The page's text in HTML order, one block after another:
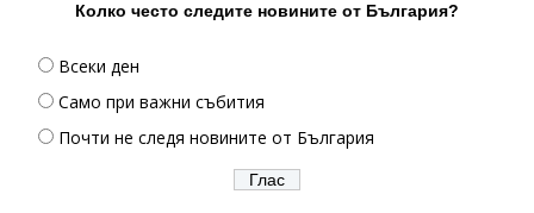
Колко често следите новините от България?
Всеки ден
Само при важни събития
Почти не следя новините от България